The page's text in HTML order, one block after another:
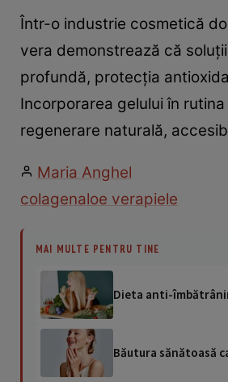
Într-o industrie cosmetică
vera demonstrează că
profundă, protecția
Incorporarea gelului în
regenerare naturală,
Maria Anghel
colagenaloe verapiele
MAI MULTE PENTRU TINE
Dieta anti-
Băutura sănătoasă